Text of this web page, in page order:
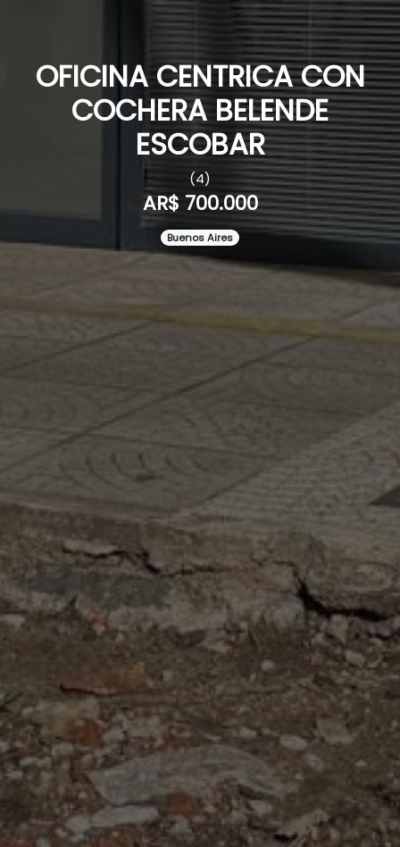
OFICINA CENTRICA CON
COCHERA BELENDE
ESCOBAR
(4)
AR$ 700.000
Buenos Aires